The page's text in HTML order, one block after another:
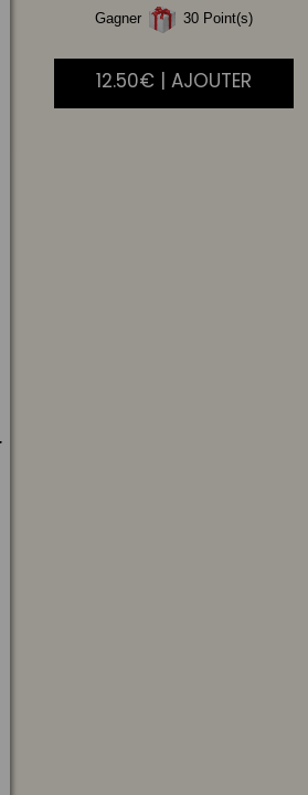
Gagner 30 Point(s)
12.50€ | AJOUTER